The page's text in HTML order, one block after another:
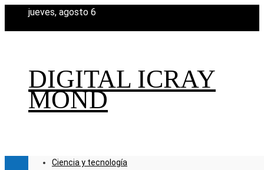
jueves, agosto 6
DIGITAL ICRAY
MOND
Ciencia y tecnología